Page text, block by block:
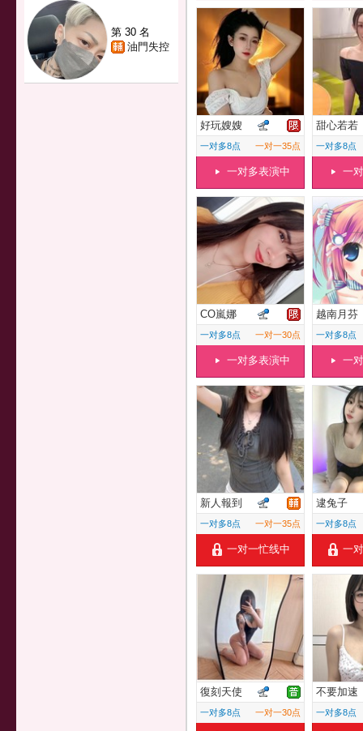
第 30 名
油門失控
好玩嫂嫂
一对多8点 一对一35点
一对多表演中
甜心若若
一对多8点
一
CO嵐娜
一对多8点 一对一30点
一对多表演中
越南月芬
一对多8点
一
新人報到
一对多8点 一对一35点
一对一忙线中
逮兔子
一对多8点
一
復刻天使
一对多8点 一对一30点
不要加速
一对多8点